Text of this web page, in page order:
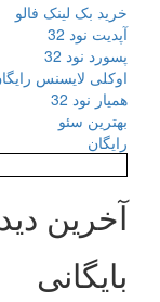
خرید بک لینک فالو
آپدیت نود 32
پسورد نود 32
اوکلی لایسنس رایگان
همیار نود 32
بهترین سئو
رایگان
آخرین
بایگانی